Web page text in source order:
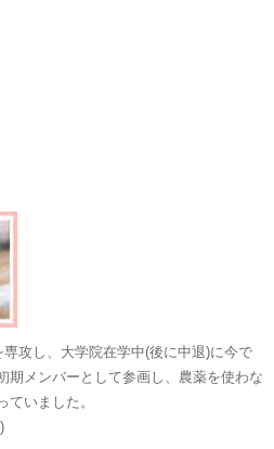
攻し、大学院在学中(後に中退)に今で
期メンバーとして参画し、農薬を使わな
ていました。